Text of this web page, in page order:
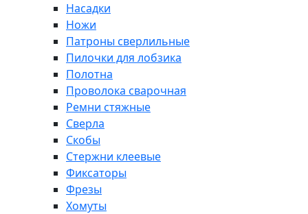
Насадки
Ножи
Патроны сверлильные
Пилочки для лобзика
Полотна
Проволока сварочная
Ремни стяжные
Сверла
Скобы
Стержни клеевые
Фиксаторы
Фрезы
Хомуты